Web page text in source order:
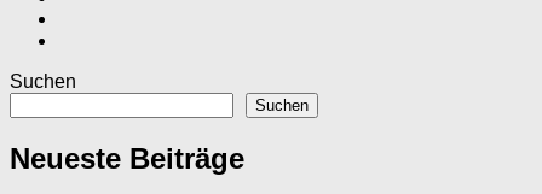
Suchen
Suchen
Neueste Beiträge